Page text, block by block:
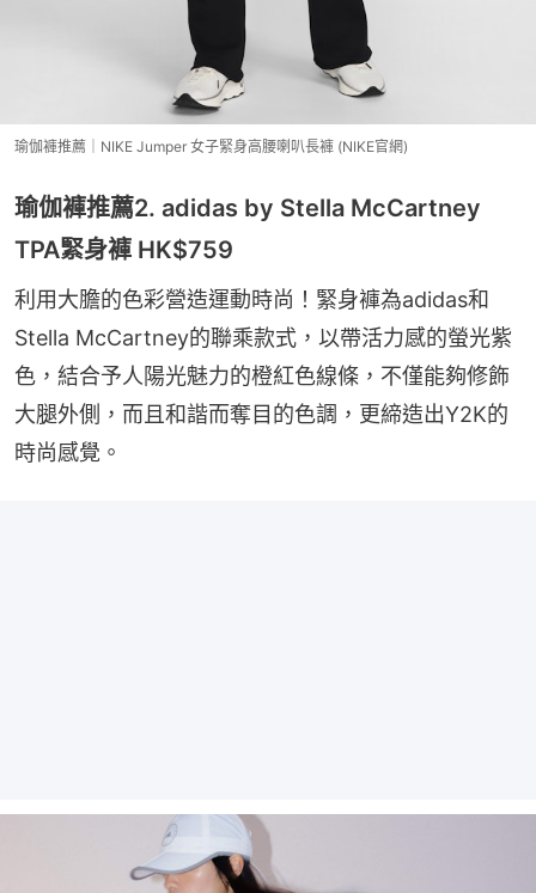
瑜伽褲推薦｜NIKE Jumper 女子緊身高腰喇叭長褲 (NIKE官網)
瑜伽褲推薦2. adidas by Stella McCartney
TPA緊身褲 HK$759
利用大膽的色彩營造運動時尚！緊身褲為adidas和
Stella McCartney的聯乘款式，以帶活力感的螢光紫
色，結合予人陽光魅力的橙紅色線條，不僅能夠修飾
大腿外側，而且和諧而奪目的色調，更締造出Y2K的
時尚感覺。